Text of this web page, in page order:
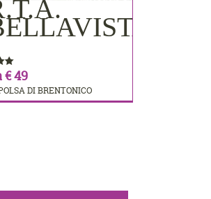
€ 49
DI BRENTONICO